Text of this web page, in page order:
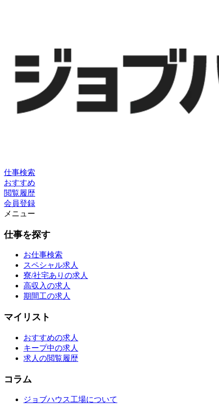
仕事検索
おすすめ
閲覧履歴
会員登録
メニュー
仕事を探す
お仕事検索
スペシャル求人
寮/社宅ありの求人
高収入の求人
期間工の求人
マイリスト
おすすめの求人
キープ中の求人
求人の閲覧履歴
コラム
ジョブハウス工場について